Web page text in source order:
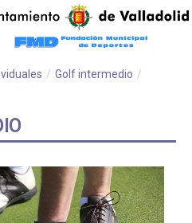
/ Golf intermedio /